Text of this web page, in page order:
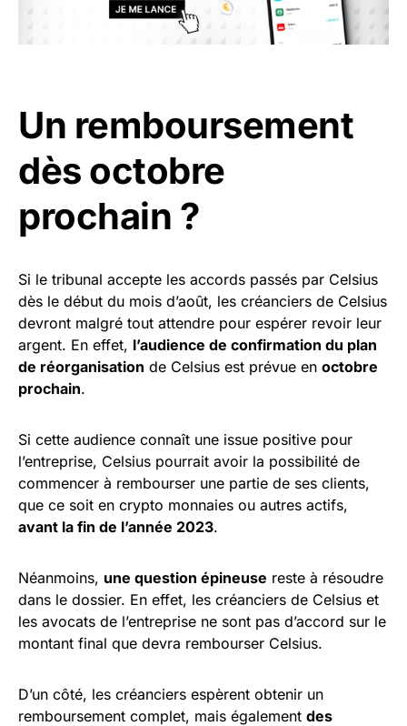
Un remboursement
dès octobre
prochain ?
Si le tribunal accepte les accords passés par Celsius
dès le début du mois d’août, les créanciers de Celsius
devront malgré tout attendre pour espérer revoir leur
argent. En effet, l’audience de confirmation du plan
de réorganisation de Celsius est prévue en octobre
prochain.
Si cette audience connaît une issue positive pour
l’entreprise, Celsius pourrait avoir la possibilité de
commencer à rembourser une partie de ses clients,
que ce soit en crypto monnaies ou autres actifs,
avant la fin de l’année 2023.
Néanmoins, une question épineuse reste à résoudre
dans le dossier. En effet, les créanciers de Celsius et
les avocats de l’entreprise ne sont pas d’accord sur le
montant final que devra rembourser Celsius.
D’un côté, les créanciers espèrent obtenir un
remboursement complet, mais également des